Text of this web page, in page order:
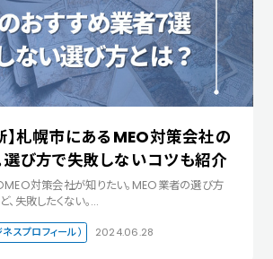
】札幌市にあるMEO対策会社の
選び方で失敗しないコツも紹介
MEO対策会社が知りたい。MEO業者の選び方
、失敗したくない。…
スプロフィール） 2024.06.28